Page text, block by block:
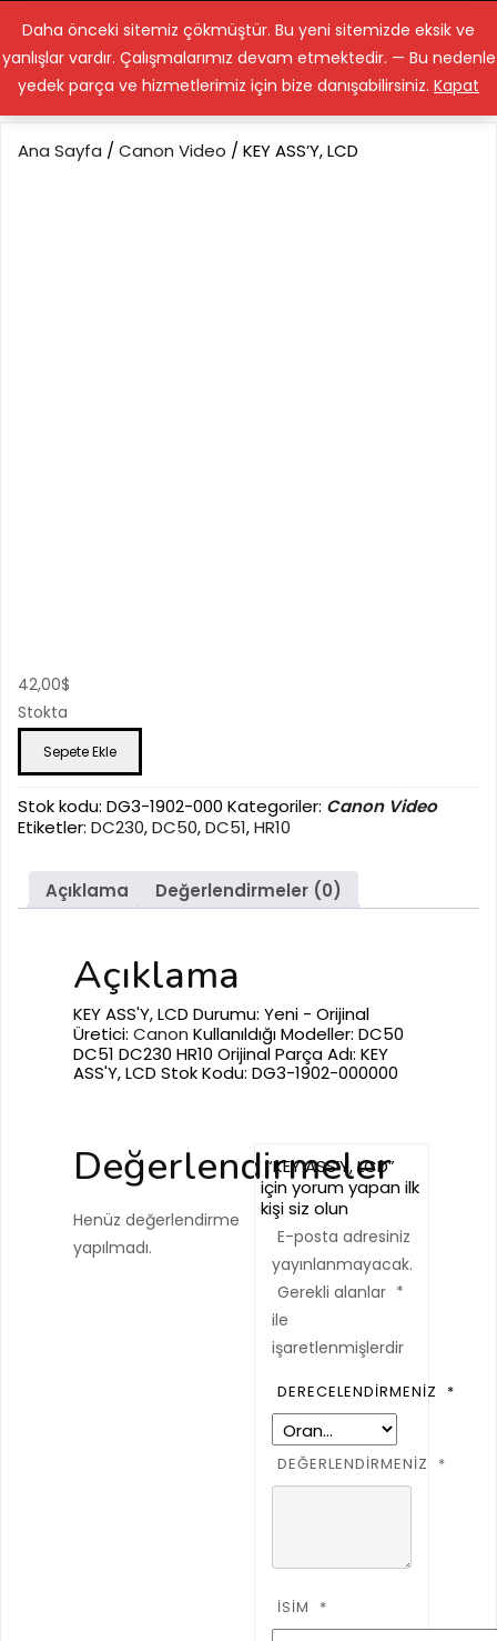
Daha önceki sitemiz çökmüştür. Bu yeni sitemizde eksik ve
yanlışlar vardır. Çalışmalarımız devam etmektedir. — Bu nedenle
yedek parça ve hizmetlerimiz için bize danışabilirsiniz. Kapat
Lenstamiri.com
Ana Sayfa / Canon Video / KEY ASS’Y, LCD
42,00$
Stokta
KEY
ASS'Y,
LCD
Sepete Ekle
Stok kodu: DG3-1902-000 Kategoriler: Canon Video
Etiketler: DC230,DC50,DC51,HR10
Açıklama Değerlendirmeler (0)
Açıklama
KEY ASS'Y, LCD Durumu: Yeni - Orijinal
Üretici: Canon Kullanıldığı Modeller: DC50
DC51 DC230 HR10 Orijinal Parça Adı: KEY
ASS'Y, LCD Stok Kodu: DG3-1902-000000
Değerlendirmeler
Henüz değerlendirme
yapılmadı.
“KEY ASS’Y, LCD”
için yorum yapan ilk
kişi siz olun
E-posta adresiniz
yayınlanmayacak.
Gerekli alanlar *
ile
işaretlenmişlerdir
DERECELENDIRMENIZ *
DEĞERLENDIRMENIZ *
İSIM *